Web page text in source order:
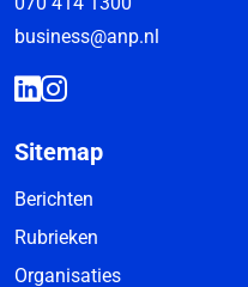
business@anp.nl
Sitemap
Berichten
Rubrieken
Organisaties